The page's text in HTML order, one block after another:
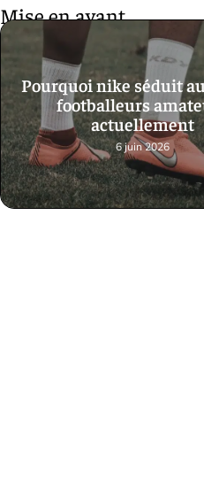
Mise en avant
Pourquoi nike séduit
footballeurs
actuellement
6 juin 2026